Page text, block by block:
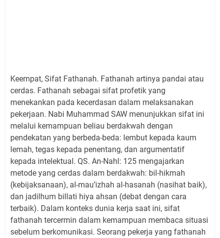
Keempat, Sifat Fathanah. Fathanah artinya pandai atau
cerdas. Fathanah sebagai sifat profetik yang
menekankan pada kecerdasan dalam melaksanakan
pekerjaan. Nabi Muhammad SAW menunjukkan sifat ini
melalui kemampuan beliau berdakwah dengan
pendekatan yang berbeda-beda: lembut kepada kaum
lemah, tegas kepada penentang, dan argumentatif
kepada intelektual. QS. An-Nahl: 125 mengajarkan
metode yang cerdas dalam berdakwah: bil-hikmah
(kebijaksanaan), al-mau’izhah al-hasanah (nasihat baik),
dan jadilhum billati hiya ahsan (debat dengan cara
terbaik). Dalam konteks dunia kerja saat ini, sifat
fathanah tercermin dalam kemampuan membaca situasi
sebelum berkomunikasi. Seorang pekerja yang fathanah